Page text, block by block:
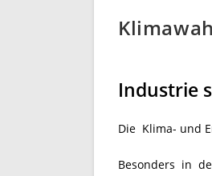
Industrie
Die Klima- und
Besonders in